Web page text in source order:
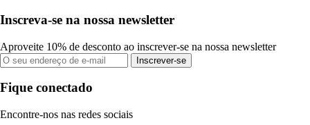
Inscreva-se na nossa newsletter
Aproveite 10% de desconto ao inscrever-se na nossa newsletter
Inscrever-se
Fique conectado
Encontre-nos nas redes sociais